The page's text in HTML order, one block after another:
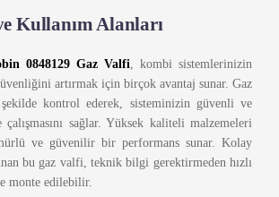
Kullanım Alanları
0848129 Gaz Valfi, kombi sistemlerinizin
artırmak için birçok avantaj sunar. Gaz
şekilde kontrol ederek, sisteminizin güvenli ve
sağlar. Yüksek kaliteli malzemeleri
ve güvenilir bir performans sunar. Kolay
bu gaz valfi, teknik bilgi gerektirmeden hızlı
monte edilebilir.